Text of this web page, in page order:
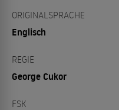
ORIGINALSPRACHE
Englisch
REGIE
George Cukor
FSK